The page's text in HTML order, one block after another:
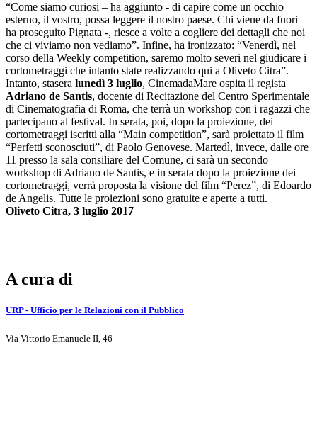
“Come siamo curiosi – ha aggiunto - di capire come un occhio
esterno, il vostro, possa leggere il nostro paese. Chi viene da fuori –
ha proseguito Pignata -, riesce a volte a cogliere dei dettagli che noi
che ci viviamo non vediamo”. Infine, ha ironizzato: “Venerdì, nel
corso della Weekly competition, saremo molto severi nel giudicare i
cortometraggi che intanto state realizzando qui a Oliveto Citra”.
Intanto, stasera lunedì 3 luglio, CinemadaMare ospita il regista
Adriano de Santis, docente di Recitazione del Centro Sperimentale
di Cinematografia di Roma, che terrà un workshop con i ragazzi che
partecipano al festival. In serata, poi, dopo la proiezione, dei
cortometraggi iscritti alla “Main competition”, sarà proiettato il film
“Perfetti sconosciuti”, di Paolo Genovese. Martedì, invece, dalle ore
11 presso la sala consiliare del Comune, ci sarà un secondo
workshop di Adriano de Santis, e in serata dopo la proiezione dei
cortometraggi, verrà proposta la visione del film “Perez”, di Edoardo
de Angelis. Tutte le proiezioni sono gratuite e aperte a tutti.
Oliveto Citra, 3 luglio 2017
A cura di
URP - Ufficio per le Relazioni con il Pubblico
Via Vittorio Emanuele II, 46